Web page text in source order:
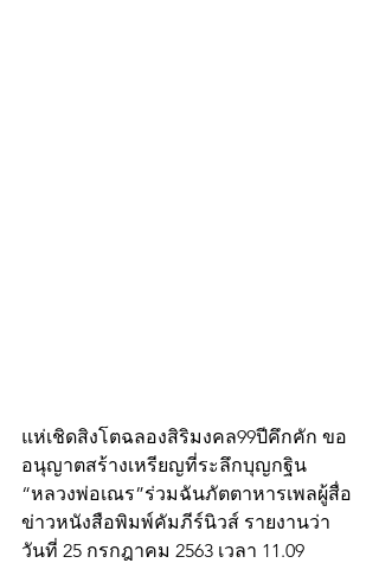
แห่เชิดสิงโตฉลองสิริมงคล99ปีคึกคัก ขอ
อนุญาตสร้างเหรียญที่ระลึกบุญกฐิน
“หลวงพ่อเณร”ร่วมฉันภัตตาหารเพลผู้สื่อ
ข่าวหนังสือพิมพ์คัมภีร์นิวส์ รายงานว่า
วันที่ 25 กรกฎาคม 2563 เวลา 11.09